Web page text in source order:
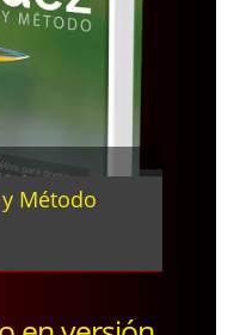
Método